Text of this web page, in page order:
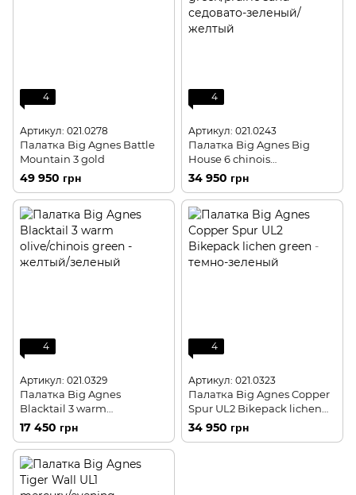
4
Артикул: 021.0278
Палатка Big Agnes Battle
Mountain 3 gold
49 950 грн
4
Артикул: 021.0243
Палатка Big Agnes Big
House 6 chinois
green/prairie sand -
седовато-зеленый/желтый
34 950 грн
4
Артикул: 021.0329
Палатка Big Agnes
Blacktail 3 warm
olive/chinois green -
желтый/зеленый
17 450 грн
4
Артикул: 021.0323
Палатка Big Agnes Copper
Spur UL2 Bikepack lichen
green - темно-зеленый
34 950 грн